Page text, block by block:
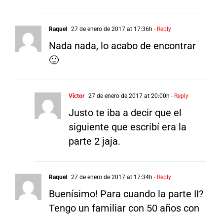
Raquel 27 de enero de 2017 at 17:36h - Reply
Nada nada, lo acabo de encontrar
🙂
Víctor 27 de enero de 2017 at 20:00h - Reply
Justo te iba a decir que el
siguiente que escribí era la
parte 2 jaja.
Raquel 27 de enero de 2017 at 17:34h - Reply
Buenísimo! Para cuando la parte II?
Tengo un familiar con 50 años con